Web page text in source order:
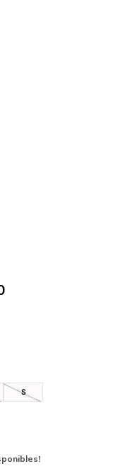
S